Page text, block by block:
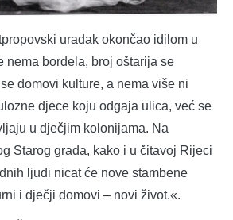
uradak okončao idilom u
nema bordela, broj oštarija se
domovi kulture, a nema više ni
djece koju odgaja ulica, već se
u dječjim kolonijama. Na
Starog grada, kako i u čitavoj Rijeci
ljudi nicat će nove stambene
i dječji domovi – novi život.«.